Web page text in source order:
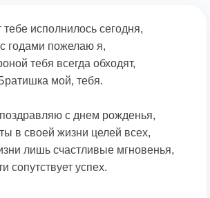
тебе исполнилось сегодня,
годами пожелаю я,
тебя всегда обходят,
мой, тебя.
с днем рожденья,
в своей жизни целей всех,
лишь счастливые мгновенья,
сопутствует успех.